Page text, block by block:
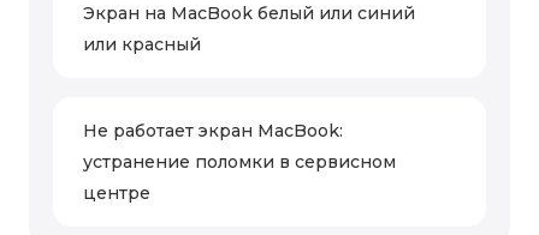
Экран на MacBook белый или синий
или красный
Не работает экран MacBook:
устранение поломки в сервисном
центре